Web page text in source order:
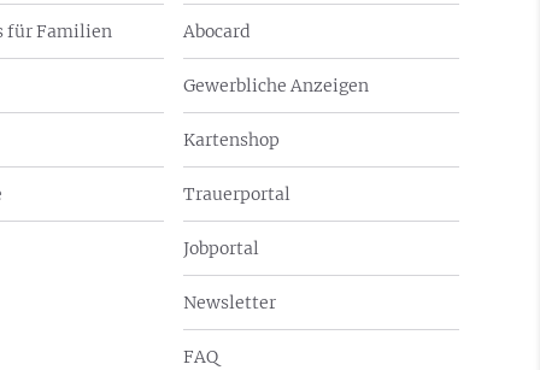
für Familien Abocard
Gewerbliche Anzeigen
Kartenshop
Trauerportal
Jobportal
Newsletter
FAQ